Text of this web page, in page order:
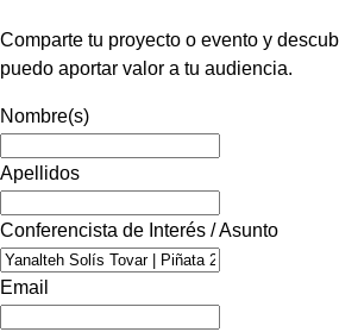
Comparte tu proyecto o evento y
puedo aportar valor a tu audiencia.
Nombre(s)
Apellidos
Conferencista de Interés / Asunto
Email